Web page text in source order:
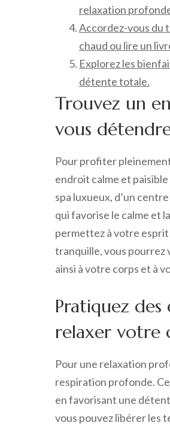
relaxation
Accordez-vous du
chaud ou lire un
Explorez les
détente totale.
Trouvez un
vous
Pour profiter
endroit calme et
spa luxueux, d’un
qui favorise le calme et
permettez à votre
tranquille, vous pourrez
ainsi à votre corps et à
Pratiquez
relaxer votre
Pour une relaxation
respiration profonde.
en favorisant une
vous pouvez libérer les